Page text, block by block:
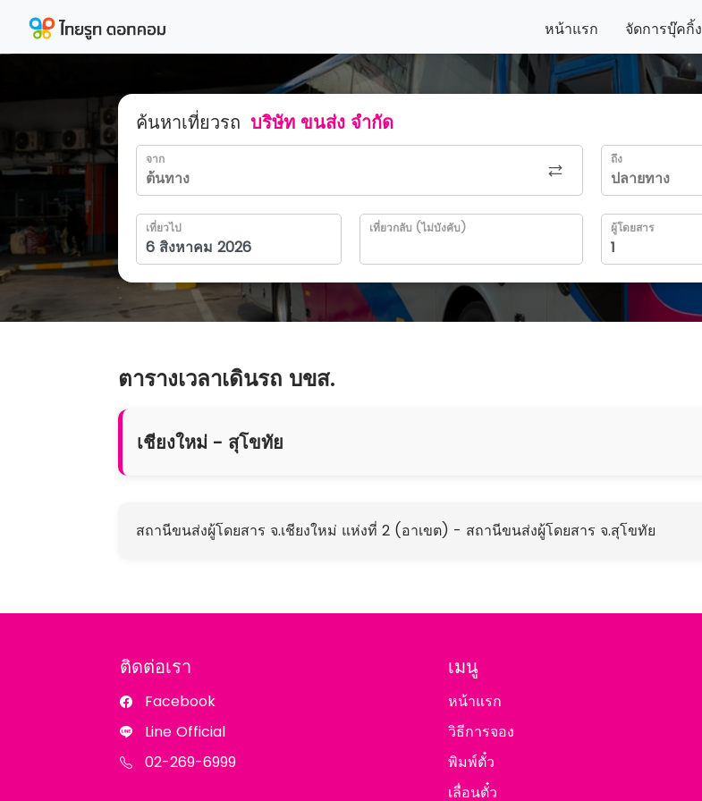
หน้าแรก จัดการบุ๊คกิ้ง
ค้นหาเที่ยวรถ บริษัท ขนส่ง จำกัด
จาก ถึง
เที่ยวไป เที่ยวกลับ (ไม่บังคับ) ผู้โดยสาร
ตารางเวลาเดินรถ บขส.
เชียงใหม่ - สุโขทัย
สถานีขนส่งผู้โดยสาร จ.เชียงใหม่ แห่งที่ 2 (อาเขต) - สถานีขนส่งผู้โดยสาร จ.สุโขทัย
ติดต่อเรา
Facebook
Line Official
02-269-6999
เมนู
หน้าแรก
วิธีการจอง
พิมพ์ตั๋ว
เลื่อนตั๋ว